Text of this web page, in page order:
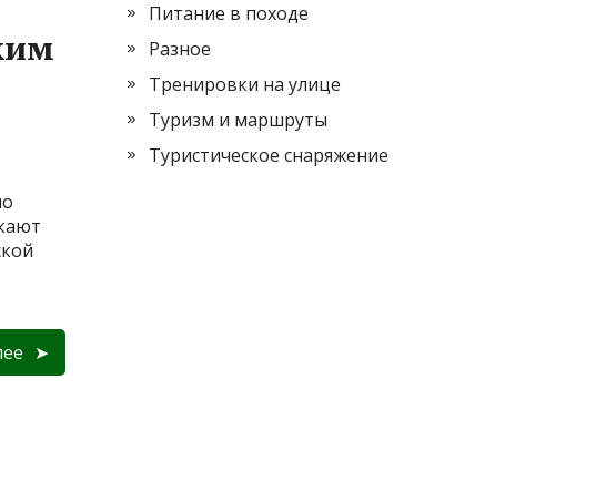
Питание в походе
Разное
Тренировки на улице
Туризм и маршруты
Туристическое снаряжение